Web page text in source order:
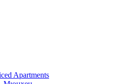
Apartments